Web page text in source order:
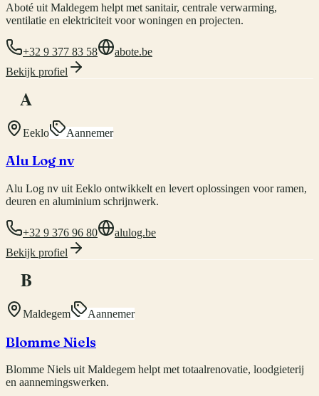
Aboté uit Maldegem helpt met sanitair, centrale verwarming,
ventilatie en elektriciteit voor woningen en projecten.
+32 9 377 83 58
abote.be
Bekijk profiel
A
Eeklo Aannemer
Alu Log nv
Alu Log nv uit Eeklo ontwikkelt en levert oplossingen voor ramen,
deuren en aluminium schrijnwerk.
+32 9 376 96 80
alulog.be
Bekijk profiel
B
Maldegem Aannemer
Blomme Niels
Blomme Niels uit Maldegem helpt met totaalrenovatie, loodgieterij
en aannemingswerken.